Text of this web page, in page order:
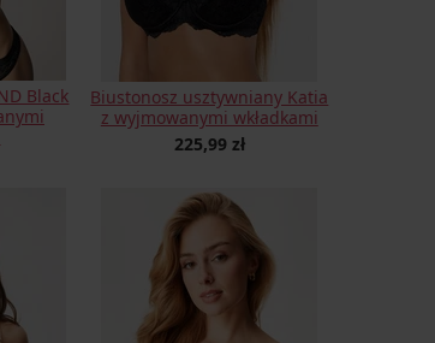
Black
Biustonosz usztywniany Katia
z wyjmowanymi wkładkami
225,99 zł